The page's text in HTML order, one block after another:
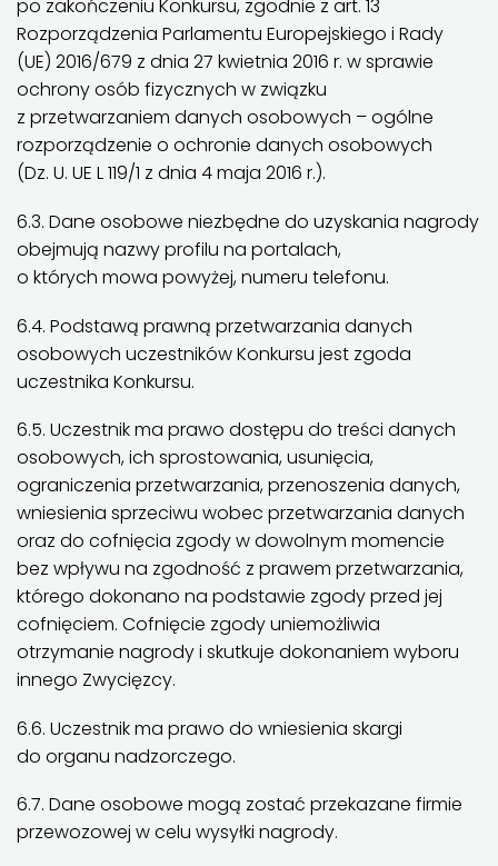
po zakończeniu Konkursu, zgodnie z art. 13
Rozporządzenia Parlamentu Europejskiego i Rady
(UE) 2016/679 z dnia 27 kwietnia 2016 r. w sprawie
ochrony osób fizycznych w związku
z przetwarzaniem danych osobowych – ogólne
rozporządzenie o ochronie danych osobowych
(Dz. U. UE L 119/1 z dnia 4 maja 2016 r.).
6.3. Dane osobowe niezbędne do uzyskania nagrody
obejmują nazwy profilu na portalach,
o których mowa powyżej, numeru telefonu.
6.4. Podstawą prawną przetwarzania danych
osobowych uczestników Konkursu jest zgoda
uczestnika Konkursu.
6.5. Uczestnik ma prawo dostępu do treści danych
osobowych, ich sprostowania, usunięcia,
ograniczenia przetwarzania, przenoszenia danych,
wniesienia sprzeciwu wobec przetwarzania danych
oraz do cofnięcia zgody w dowolnym momencie
bez wpływu na zgodność z prawem przetwarzania,
którego dokonano na podstawie zgody przed jej
cofnięciem. Cofnięcie zgody uniemożliwia
otrzymanie nagrody i skutkuje dokonaniem wyboru
innego Zwycięzcy.
6.6. Uczestnik ma prawo do wniesienia skargi
do organu nadzorczego.
6.7. Dane osobowe mogą zostać przekazane firmie
przewozowej w celu wysyłki nagrody.